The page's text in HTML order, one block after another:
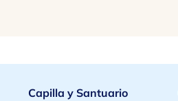
Capilla y Santuario